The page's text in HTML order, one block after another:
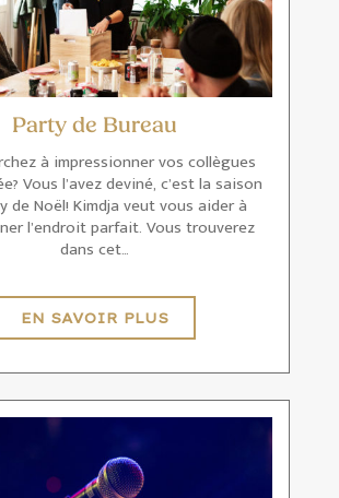
Party de Bureau
à impressionner vos collègues
Vous l’avez deviné, c’est la saison
de Noël! Kimdja veut vous aider à
l’endroit parfait. Vous trouverez
dans cet…
EN SAVOIR PLUS